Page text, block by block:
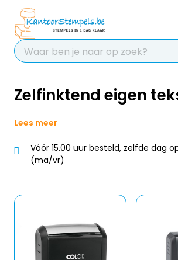
Chatbot
Chat 24/7 met onze
voor hulp
Contact
Zelfinktend eigen
Lees meer
Vóór 15.00 uur besteld, zelfde dag
(ma/vr)